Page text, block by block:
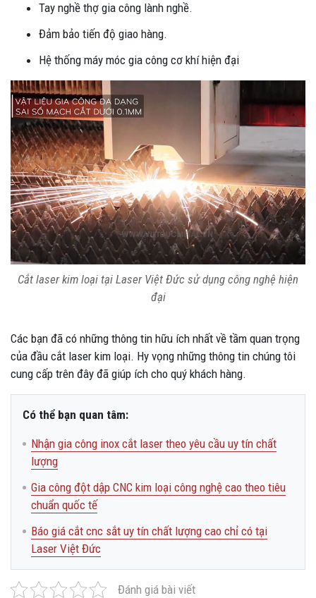
Tay nghề thợ gia công lành nghề.
Đảm bảo tiến độ giao hàng.
Hệ thống máy móc gia công cơ khí hiện đại
Cắt laser kim loại tại Laser Việt Đức sử dụng công nghệ hiện
đại
Các bạn đã có những thông tin hữu ích nhất về tầm quan trọng
của đầu cắt laser kim loại. Hy vọng những thông tin chúng tôi
cung cấp trên đây đã giúp ích cho quý khách hàng.
Có thể bạn quan tâm:
Nhận gia công inox cắt laser theo yêu cầu uy tín chất
lượng
Gia công đột dập CNC kim loại công nghệ cao theo tiêu
chuẩn quốc tế
Báo giá cắt cnc sắt uy tín chất lượng cao chỉ có tại
Laser Việt Đức
Đánh giá bài viết